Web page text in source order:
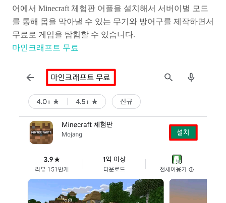
어에서 Minecraft 체험판 어플을 설치해서 서버이벌 모드
를 통해 몹을 막아낼 수 있는 무기와 방어구를 제작하면서
무료로 게임을 탐험할 수 있습니다.
마인크래프트 무료